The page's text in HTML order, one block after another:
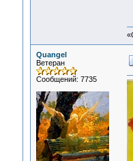
Quangel
Ветеран
Сообщений: 7735